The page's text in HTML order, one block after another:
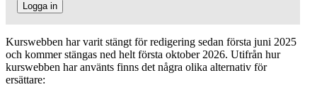
Logga in
Kurswebben har varit stängt för redigering sedan första juni 2025
och kommer stängas ned helt första oktober 2026. Utifrån hur
kurswebben har använts finns det några olika alternativ för
ersättare: